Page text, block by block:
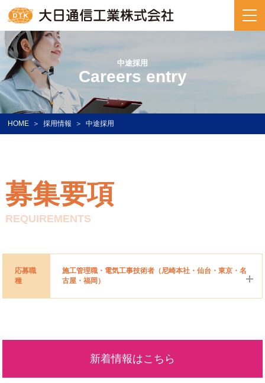
中途採用
Careers entry
HOME 採用情報 中途採用
募集要項
REQUIREMENTS
応募職
種
施工管理職・電気工事技術者（尼崎本社・仙台・東京・名
古屋・福岡）
年齢制限 あり（59歳以下）
※年齢制限該当事由：定年を上限（定年年齢が60歳のた
新着情報はこちら